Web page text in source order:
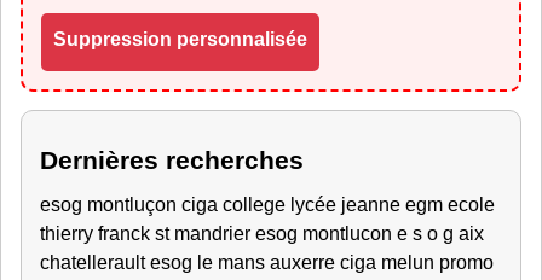
Suppression personnalisée
Dernières recherches
esog montluçon ciga college lycée jeanne egm ecole
thierry franck st mandrier esog montlucon e s o g aix
chatellerault esog le mans auxerre ciga melun promo